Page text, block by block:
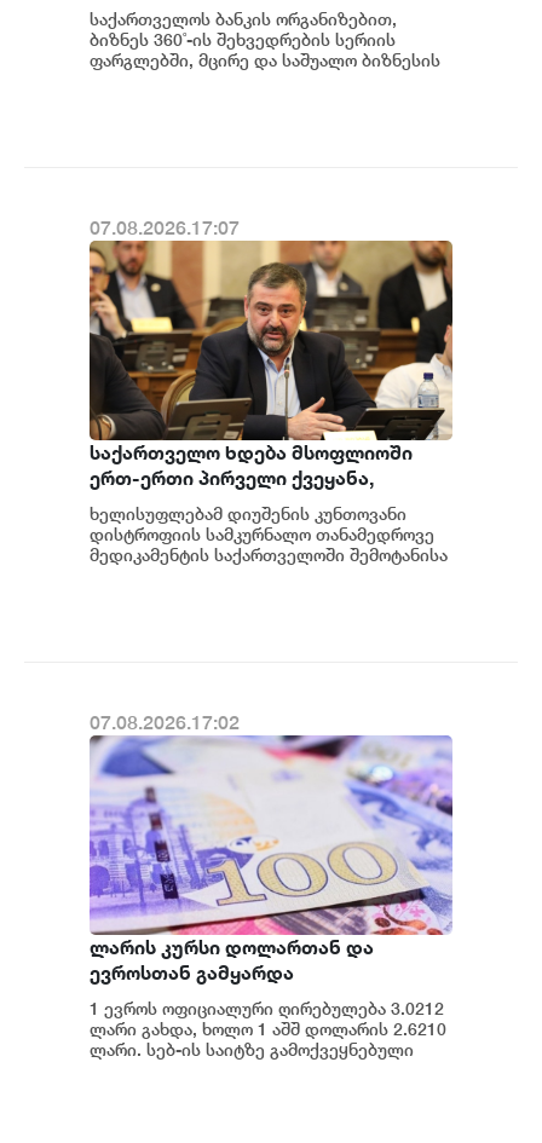
შრომის უსაფრთხოების ვორკშოპი
გაიმართა
საქართველოს ბანკის ორგანიზებით,
ბიზნეს 360˚-ის შეხვედრების სერიის
ფარგლებში, მცირე და საშუალო ბიზნესის
07.08.2026.17:07
საქართველო ხდება მსოფლიოში
ერთ-ერთი პირველი ქვეყანა,
რომელიც მედიკამენტ ჯივინოსტატს
შეიძენს და სახელმწიფო
პროგრამაში დანერგავს - ბექა
ხელისუფლებამ დიუშენის კუნთოვანი
დისტროფიის სამკურნალო თანამედროვე
მედიკამენტის საქართველოში შემოტანისა
07.08.2026.17:02
ლარის კურსი დოლართან და
ევროსთან გამყარდა
1 ევროს ოფიციალური ღირებულება 3.0212
ლარი გახდა, ხოლო 1 აშშ დოლარის 2.6210
ლარი. სებ-ის საიტზე გამოქვეყნებული